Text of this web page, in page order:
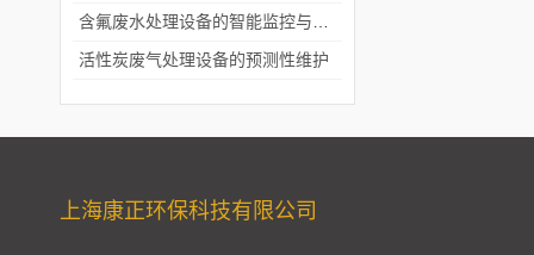
活性炭废气处理设备的预测性维护
上海康正环保科技有限公司